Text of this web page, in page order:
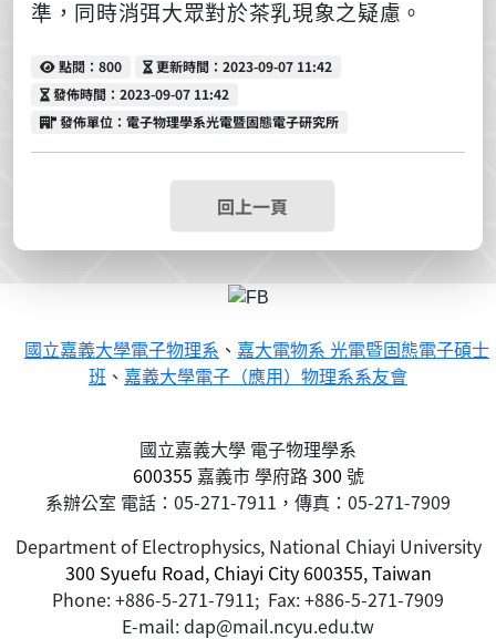
準，同時消弭大眾對於茶乳現象之疑慮。
點閱
點閱：800 更新時間
更新時間：2023-09-07 11:42
發佈時間
發佈時間：2023-09-07 11:42
發佈單位
發佈單位：電子物理學系光電暨固態電子研究所
回上一頁
國立嘉義大學電子物理系 、 嘉大電物系 光電暨固態電子碩士
班 、 嘉義大學電子（應用）物理系系友會
國立嘉義大學 電子物理學系
600355 嘉義市學府路300 號
系辦公室 電話：05-271-7911，傳真：05-271-7909
Department of Electrophysics, National Chiayi University
300 Syuefu Road, Chiayi City 600355, Taiwan
Phone: +886-5-271-7911; Fax: +886-5-271-7909
E-mail: dap@mail.ncyu.edu.tw